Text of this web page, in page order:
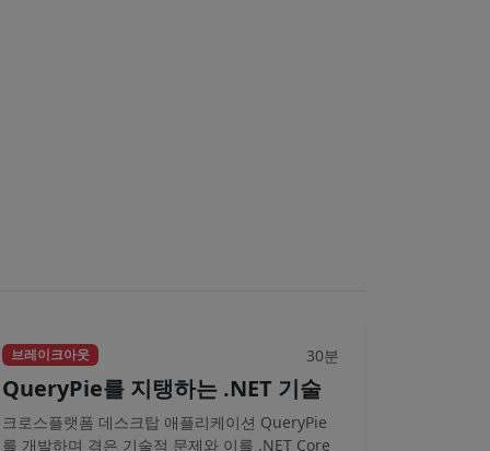
브레이크아웃 30분
QueryPie를 지탱하는 .NET 기술
크로스플랫폼 데스크탑 애플리케이션 QueryPie
를 개발하며 겪은 기술적 문제와 이를 .NET Core